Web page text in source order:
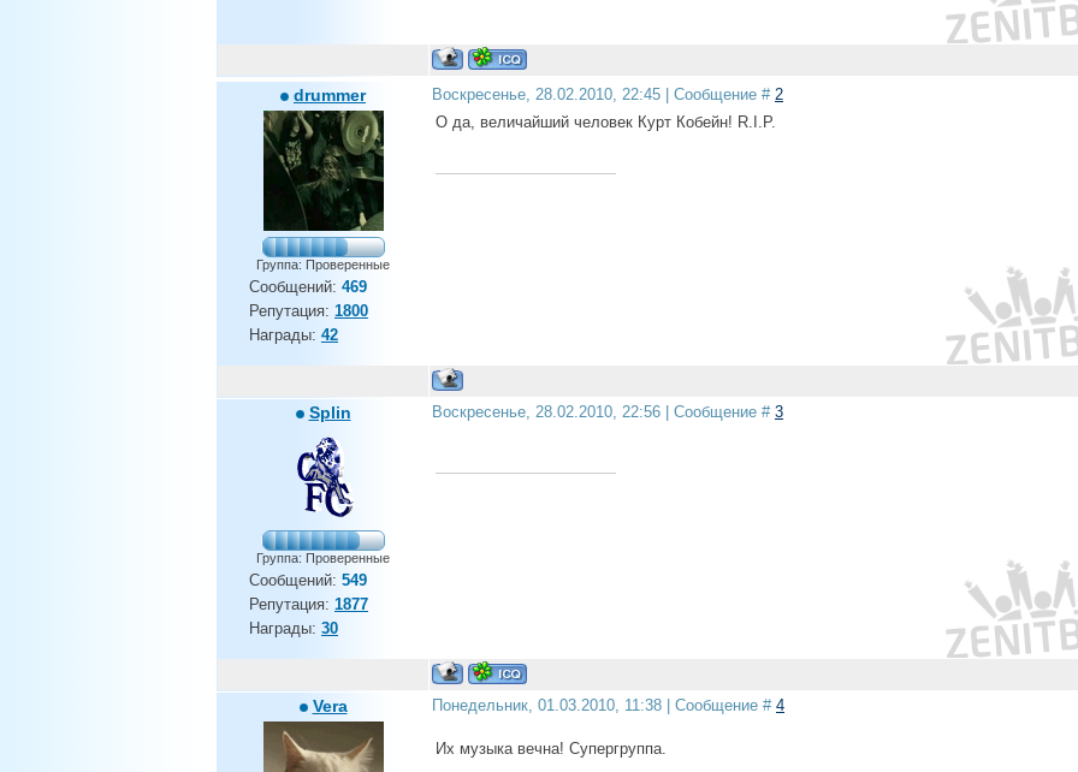
drummer
Группа: Проверенные
Сообщений: 469
Репутация: 1800
Награды: 42
Воскресенье, 28.02.2010, 22:45 | Сообщение # 2
О да, величайший человек Курт Кобейн! R.I.P.
Splin
Группа: Проверенные
Сообщений: 549
Репутация: 1877
Награды: 30
Воскресенье, 28.02.2010, 22:56 | Сообщение # 3
Vera Понедельник, 01.03.2010, 11:38 | Сообщение # 4
Их музыка вечна! Супергруппа.